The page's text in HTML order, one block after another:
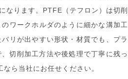
なります。PTFE（テフロン）は切削
ワークホルダのように細かな溝加工
リが出やすい形状・材質でも、プラ
切削加工方法や後処理で丁寧に残っ
ら当社にお任せください。